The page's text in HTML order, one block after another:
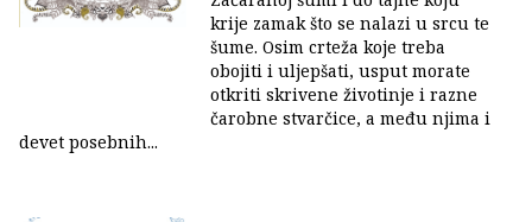
krije zamak što se nalazi u srcu te
šume. Osim crteža koje treba
obojiti i uljepšati, usput morate
otkriti skrivene životinje i razne
čarobne stvarčice, a među njima i
devet posebnih...